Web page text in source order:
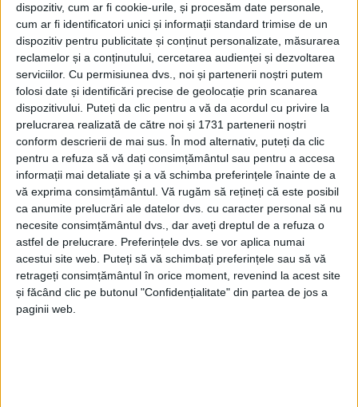
dispozitiv, cum ar fi cookie-urile, și procesăm date personale,
cum ar fi identificatori unici și informații standard trimise de un
dispozitiv pentru publicitate și conținut personalizate, măsurarea
reclamelor și a conținutului, cercetarea audienței și dezvoltarea
serviciilor. Cu permisiunea dvs., noi și partenerii noștri putem
folosi date și identificări precise de geolocație prin scanarea
dispozitivului. Puteți da clic pentru a vă da acordul cu privire la
prelucrarea realizată de către noi și 1731 partenerii noștri
conform descrierii de mai sus. În mod alternativ, puteți da clic
pentru a refuza să vă dați consimțământul sau pentru a accesa
informații mai detaliate și a vă schimba preferințele înainte de a
vă exprima consimțământul. Vă rugăm să rețineți că este posibil
ca anumite prelucrări ale datelor dvs. cu caracter personal să nu
necesite consimțământul dvs., dar aveți dreptul de a refuza o
astfel de prelucrare. Preferințele dvs. se vor aplica numai
acestui site web. Puteți să vă schimbați preferințele sau să vă
retrageți consimțământul în orice moment, revenind la acest site
și făcând clic pe butonul "Confidențialitate" din partea de jos a
paginii web.
SPORT
Bogdan Walter Kostner și Andreea
Dumitru, vicecampioni mondiali pentru
al doilea an la rând
14 NOIEMBRIE 2023, 09:14 AM 1 MINUT DE CITIRE
REȘIȚA – Bogdan Walter Kostner și Andreea Dumitru, de la
Mystic Reșița, au devenit, pentru a doua oară la rând,
vicecampioni mondiali la dans sportiv, la Campionatul Mondial
WDSF tineret latino, desfășurat la finalul săptămânii trecute în
Armenia!